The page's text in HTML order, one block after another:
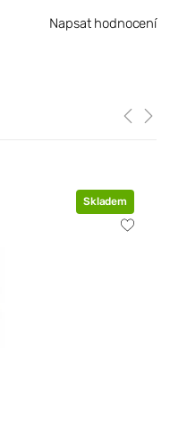
Napsat hodnocení
Skladem